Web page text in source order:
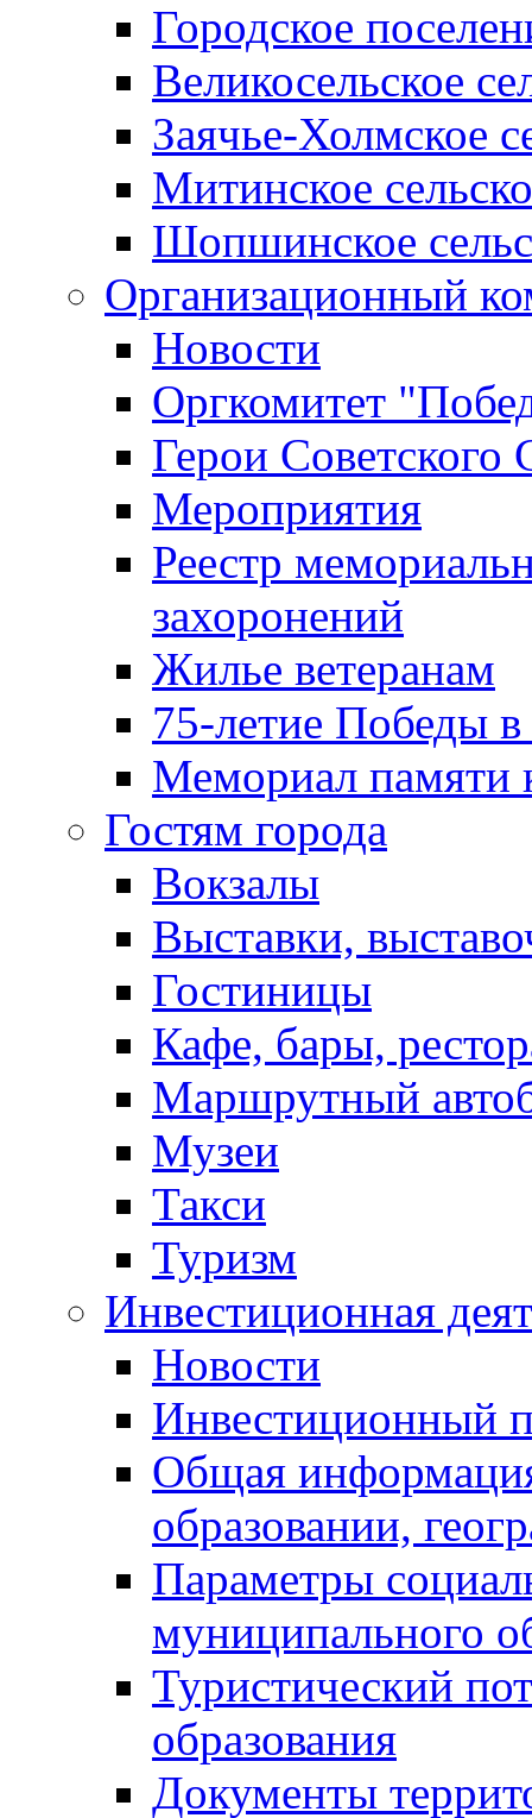
Городское
Великосельское
Заячье-Холмское
Митинское
Шопшинское
Организационный
Новости
Оргкомитет
Герои Советского
Мероприятия
Реестр
захоронений
Жилье ветеранам
75-летие Победы
Мемориал памяти
Гостям города
Вокзалы
Выставки,
Гостиницы
Кафе, бары,
Маршрутный
Музеи
Такси
Туризм
Инвестиционная
Новости
Инвестиционный
Общая
образовании,
Параметры
муниципального
Туристический
образования
Документы